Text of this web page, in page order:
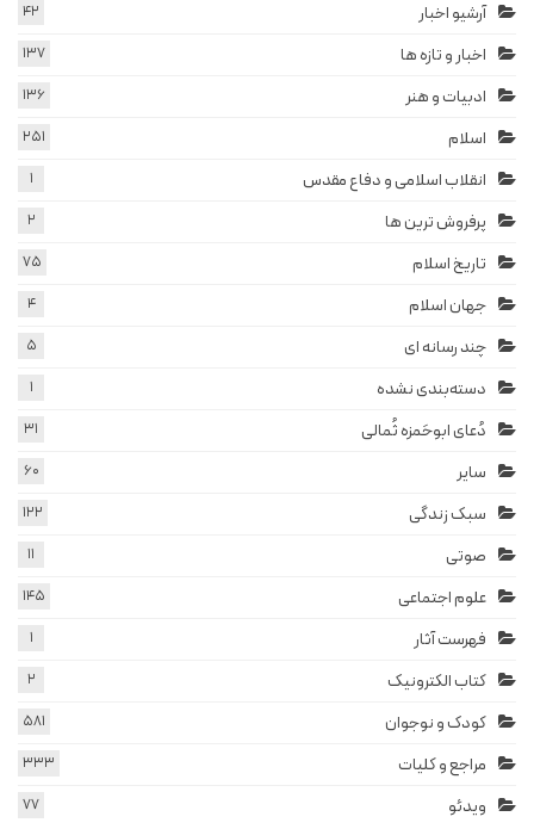
آرشیو اخبار 42
اخبار و تازه ها 137
ادبیات و هنر 136
اسلام 251
انقلاب اسلامی و دفاع مقدس 1
پرفروش ترین ها 2
تاریخ اسلام 75
جهان اسلام 4
چند رسانه ای 5
دسته‌بندی نشده 1
دُعای ابوحَمزه ثُمالی 31
سایر 60
سبک زندگی 122
صوتی 11
علوم اجتماعی 145
فهرست آثار 1
کتاب الکترونیک 2
کودک و نوجوان 581
مراجع و کلیات 333
ویدئو 77